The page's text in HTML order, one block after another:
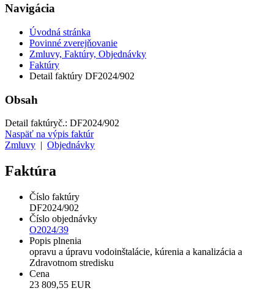
Navigácia
Úvodná stránka
Povinné zverejňovanie
Zmluvy, Faktúry, Objednávky
Faktúry
Detail faktúry DF2024/902
Obsah
Detail faktúryč.: DF2024/902
Naspäť na výpis faktúr
Zmluvy
Objednávky
Faktúra
Číslo faktúry
DF2024/902
Číslo objednávky
O2024/39
Popis plnenia
opravu a úpravu vodoinštalácie, kúrenia a kanalizácia a
Zdravotnom stredisku
Cena
23 809,55 EUR